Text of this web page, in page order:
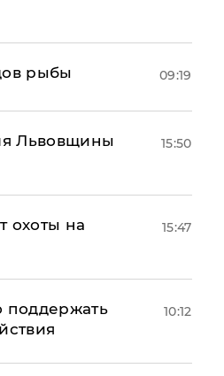
рыбы 09:19
Львовщины
15:50
охоты на
15:47
поддержать
10:12